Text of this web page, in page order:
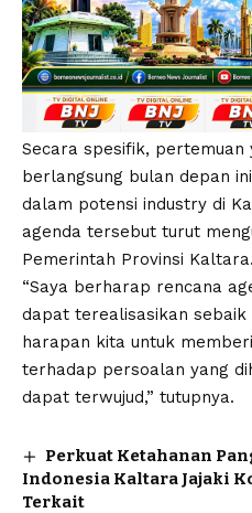
Secara spesifik, pertemuan
berlangsung bulan depan
dalam potensi industry di
agenda tersebut turut
Pemerintah Provinsi Kaltara.
“Saya berharap rencana
dapat terealisasikan sebaik
harapan kita untuk
terhadap persoalan yang
dapat terwujud,” tutupnya.
Perkuat Ketahanan
Indonesia Kaltara Jajaki
Terkait